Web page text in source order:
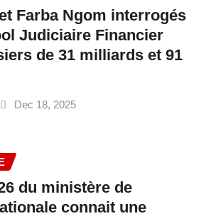
Farba Ngom interrogés
Judiciaire Financier
de 31 milliards et 91
Dec 18, 2025
du ministère de
connait une